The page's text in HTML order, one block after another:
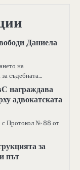
Даниела
на
съдебната…
награждава
адвокатската
с Протокол № 88 от
за
път